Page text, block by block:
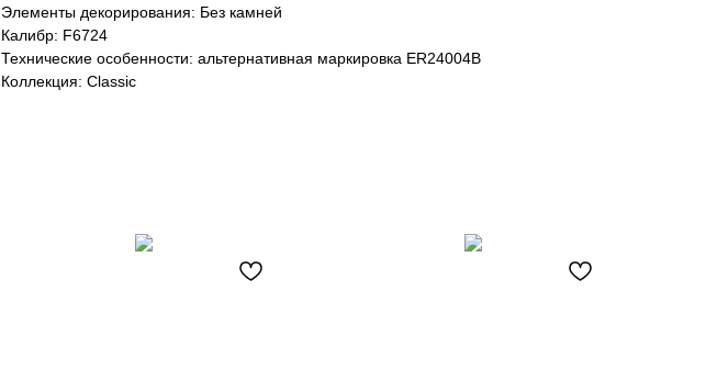
Элементы декорирования: Без камней
Калибр: F6724
Технические особенности: альтернативная маркировка ER24004B
Коллекция: Classic